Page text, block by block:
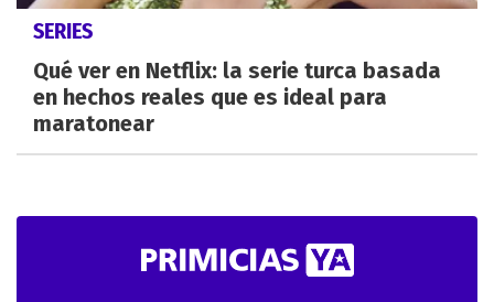
SERIES
Qué ver en Netflix: la serie turca basada
en hechos reales que es ideal para
maratonear